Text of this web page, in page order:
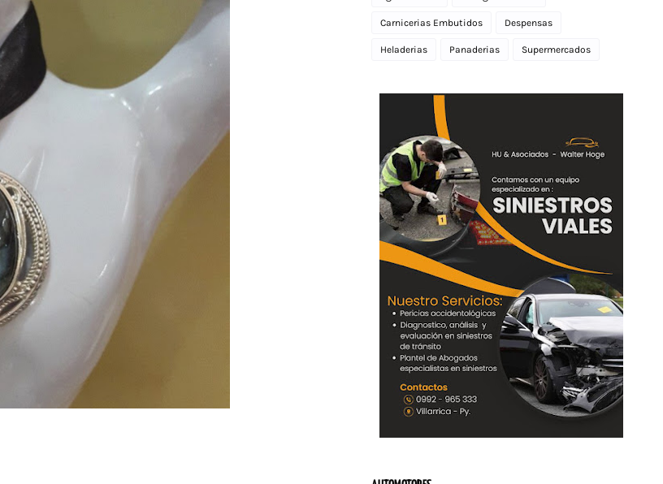
Carnicerias Embutidos Despensas
Heladerias Panaderias Supermercados